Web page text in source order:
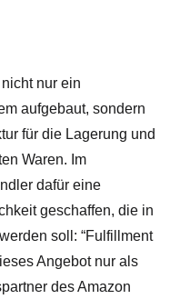
nur ein
aufgebaut, sondern
für die Lagerung und
Waren. Im
dafür eine
geschaffen, die in
soll: “Fulfillment
Angebot nur als
des Amazon